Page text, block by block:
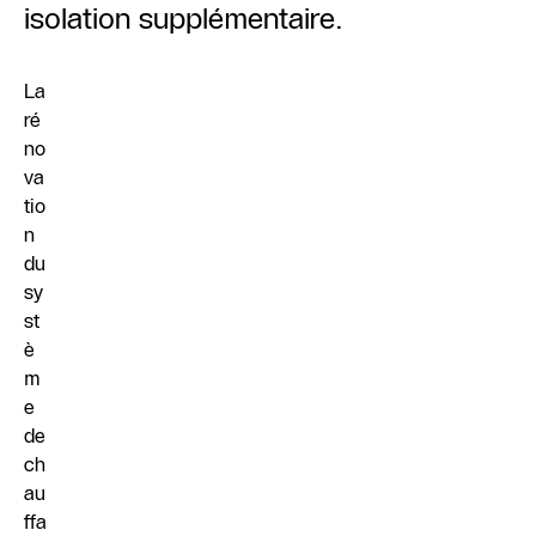
isolation supplémentaire.
La
ré
no
va
tio
n
du
sy
st
è
m
e
de
ch
au
ffa